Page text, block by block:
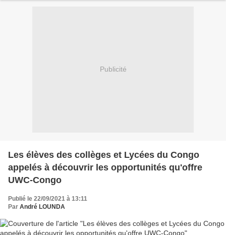
Publicité
Les élèves des collèges et Lycées du Congo
appelés à découvrir les opportunités qu'offre
UWC-Congo
Publié le 22/09/2021 à 13:11
Par André LOUNDA